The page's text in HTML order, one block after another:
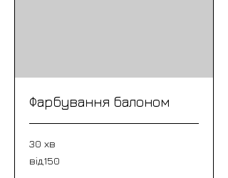
Фарбування балоном
30 хв
від150
від150